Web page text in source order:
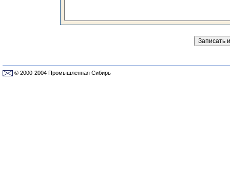
© 2000-2004 Промышленная Сибирь